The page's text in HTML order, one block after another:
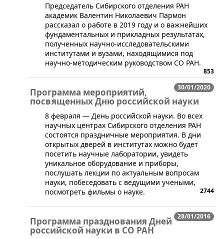
​​Председатель Сибирского отделения РАН
академик Валентин Николаевич Пармон
рассказал о работе в 2019 году и о важнейших
фундаментальных и прикладных результатах,
полученных научно-исследовательскими
институтами и вузами, находящимися под
научно-методическим руководством СО РАН.
853
30/01/2020
Программа мероприятий,
посвященных Дню российской науки
​8 февраля — День российской науки. Во всех
научных центрах Сибирского отделения РАН
состоятся праздничные мероприятия. В дни
открытых дверей в институтах можно будет
посетить научные лаборатории, увидеть
уникальное оборудование и приборы,
послушать лекции по актуальным вопросам
науки, побеседовать с ведущими учеными,
посмотреть фильмы о науке.
2744
28/01/2016
Программа празднования Дней
российской науки в СО РАН